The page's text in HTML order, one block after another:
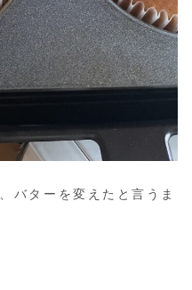
バターを変えたと言うま